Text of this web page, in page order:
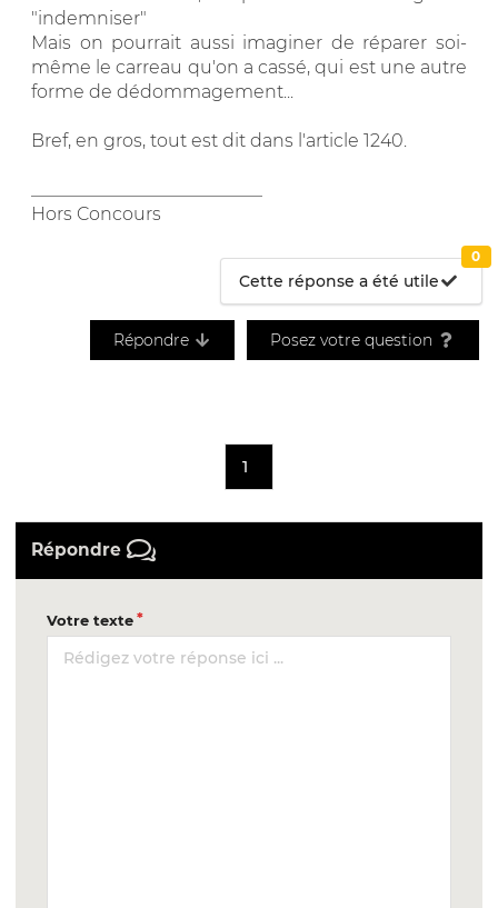
"indemniser"
Mais on pourrait aussi imaginer de réparer soi-
même le carreau qu'on a cassé, qui est une autre
forme de dédommagement...
Bref, en gros, tout est dit dans l'article 1240.
Hors Concours
Cette réponse a été utile
0
Répondre Posez votre question
1
Répondre
Votre texte